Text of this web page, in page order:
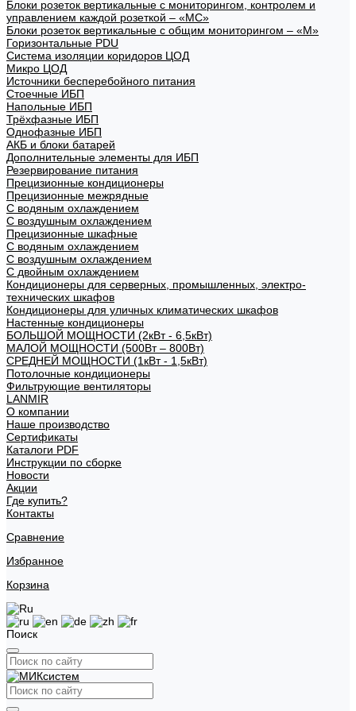
Блоки розеток вертикальные с мониторингом, контролем и
управлением каждой розеткой – «МС»
Блоки розеток вертикальные с общим мониторингом – «М»
Горизонтальные PDU
Система изоляции коридоров ЦОД
Микро ЦОД
Источники бесперебойного питания
Стоечные ИБП
Напольные ИБП
Трёхфазные ИБП
Однофазные ИБП
АКБ и блоки батарей
Дополнительные элементы для ИБП
Резервирование питания
Прецизионные кондиционеры
Прецизионные межрядные
С водяным охлаждением
С воздушным охлаждением
Прецизионные шкафные
С водяным охлаждением
С воздушным охлаждением
С двойным охлаждением
Кондиционеры для серверных, промышленных, электро-
технических шкафов
Кондиционеры для уличных климатических шкафов
Настенные кондиционеры
БОЛЬШОЙ МОЩНОСТИ (2кВт - 6,5кВт)
МАЛОЙ МОЩНОСТИ (500Вт – 800Вт)
СРЕДНЕЙ МОЩНОСТИ (1кВт - 1,5кВт)
Потолочные кондиционеры
Фильтрующие вентиляторы
LANMIR
О компании
Наше производство
Сертификаты
Каталоги PDF
Инструкции по сборке
Новости
Акции
Где купить?
Контакты
Сравнение
Избранное
Корзина
Поиск